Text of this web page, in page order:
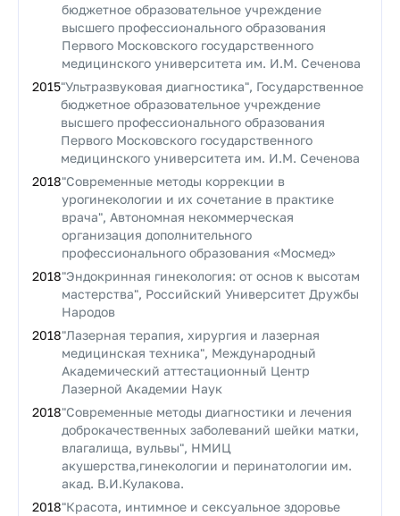
бюджетное образовательное учреждение
высшего профессионального образования
Первого Московского государственного
медицинского университета им. И.М. Сеченова
2015"Ультразвуковая диагностика", Государственное
бюджетное образовательное учреждение
высшего профессионального образования
Первого Московского государственного
медицинского университета им. И.М. Сеченова
2018"Современные методы коррекции в
урогинекологии и их сочетание в практике
врача", Автономная некоммерческая
организация дополнительного
профессионального образования «Мосмед»
2018"Эндокринная гинекология: от основ к высотам
мастерства", Российский Университет Дружбы
Народов
2018"Лазерная терапия, хирургия и лазерная
медицинская техника", Международный
Академический аттестационный Центр
Лазерной Академии Наук
2018"Современные методы диагностики и лечения
доброкачественных заболеваний шейки матки,
влагалища, вульвы", НМИЦ
акушерства,гинекологии и перинатологии им.
акад. В.И.Кулакова.
2018"Красота, интимное и сексуальное здоровье